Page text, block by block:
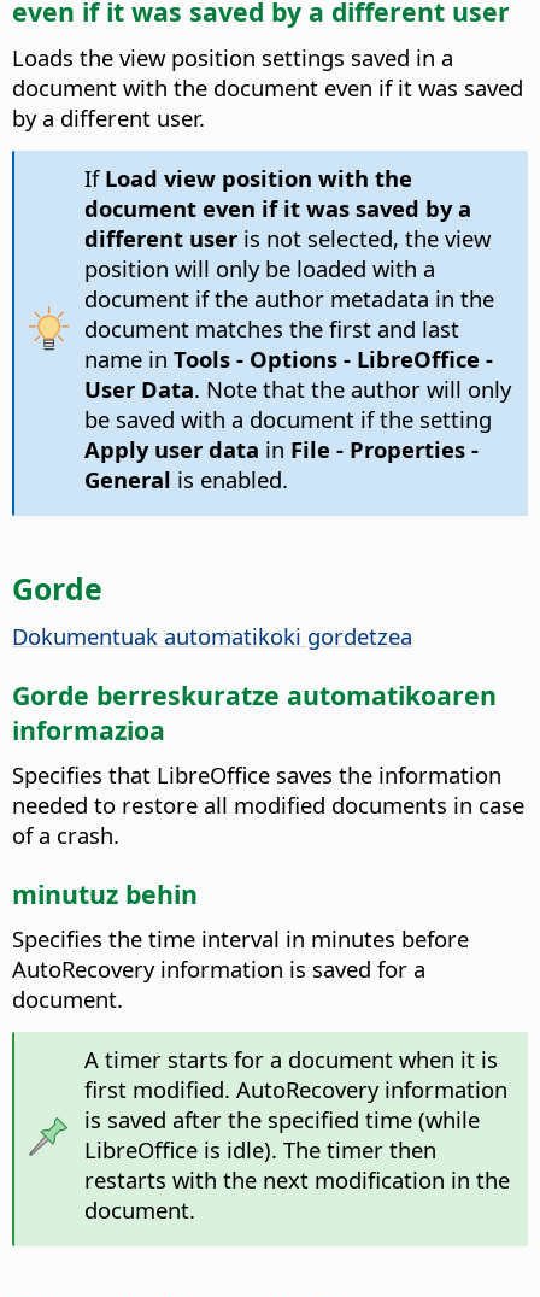
even if it was saved by a different user
Loads the view position settings saved in a
document with the document even if it was saved
by a different user.
If Load view position with the
document even if it was saved by a
different useris not selected, the view
position will only be loaded with a
document if the author metadata in the
document matches the first and last
name in Tools - Options- LibreOffice -
User Data. Note that the author will only
be saved with a document if the setting
Apply user data in File - Properties -
General is enabled.
Gorde
Dokumentuak automatikoki gordetzea
Gorde berreskuratze automatikoaren
informazioa
Specifies that LibreOffice saves the information
needed to restore all modified documents in case
of a crash.
minutuz behin
Specifies the time interval in minutes before
AutoRecovery information is saved for a
document.
A timer starts for a document when it is
first modified. AutoRecovery information
is saved after the specified time (while
LibreOffice is idle). The timer then
restarts with the next modification in the
document.